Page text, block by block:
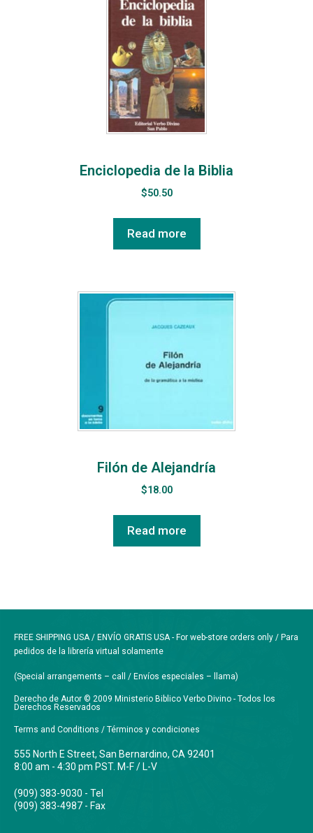
Enciclopedia de la Biblia
$50.50
Read more
Filón de Alejandría
$18.00
Read more
FREE SHIPPING USA / ENVÍO GRATIS USA - For web-store orders only / Para
pedidos de la librería virtual solamente
(Special arrangements – call / Envíos especiales – llama)
Derecho de Autor © 2009 Ministerio Biblico Verbo Divino - Todos los
Derechos Reservados
Terms and Conditions / Términos y condiciones
555 North E Street, San Bernardino, CA 92401
8:00 am - 4:30 pm PST. M-F / L-V
(909) 383-9030 - Tel
(909) 383-4987 - Fax